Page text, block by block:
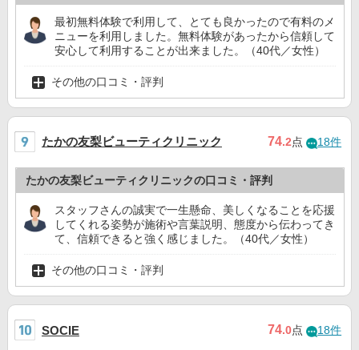
最初無料体験で利用して、とても良かったので有料のメ
ニューを利用しました。無料体験があったから信頼して
安心して利用することが出来ました。（40代／女性）
その他の口コミ・評判
たかの友梨ビューティクリニック 74.2点 18件
たかの友梨ビューティクリニックの口コミ・評判
スタッフさんの誠実で一生懸命、美しくなることを応援
してくれる姿勢が施術や言葉説明、態度から伝わってき
て、信頼できると強く感じました。（40代／女性）
その他の口コミ・評判
SOCIE 74.0点 18件